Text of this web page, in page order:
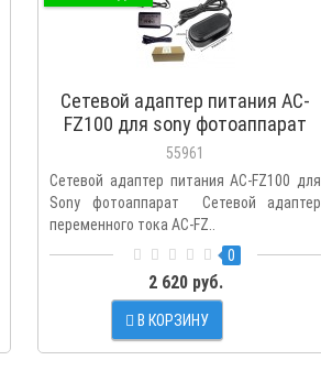
Сетевой адаптер питания AC-
FZ100 для sony фотоаппарат
использующий аккумулятор NP-
55961
Сетевой адаптер питания AC-FZ100 для
Sony фотоаппарат Сетевой адаптер
переменного тока AC-FZ..
0
2 620 руб.
В КОРЗИНУ